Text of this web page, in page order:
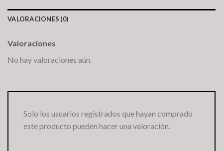
VALORACIONES (0)
Valoraciones
No hay valoraciones aún.
Solo los usuarios registrados que hayan comprado
este producto pueden hacer una valoración.